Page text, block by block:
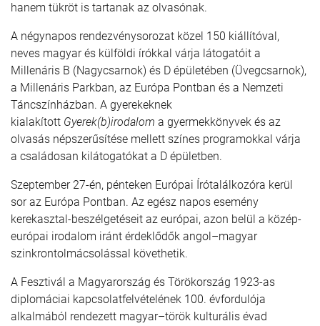
hanem tükröt is tartanak az olvasónak.
A négynapos rendezvénysorozat közel 150 kiállítóval,
neves magyar és külföldi írókkal várja látogatóit a
Millenáris B (Nagycsarnok) és D épületében (Üvegcsarnok),
a Millenáris Parkban, az Európa Pontban és a Nemzeti
Táncszínházban. A gyerekeknek
kialakított Gyerek(b)irodalom a gyermekkönyvek és az
olvasás népszerűsítése mellett színes programokkal várja
a családosan kilátogatókat a D épületben.
Szeptember 27-én, pénteken Európai Írótalálkozóra kerül
sor az Európa Pontban. Az egész napos esemény
kerekasztal-beszélgetéseit az európai, azon belül a közép-
európai irodalom iránt érdeklődők angol–magyar
szinkrontolmácsolással követhetik.
A Fesztivál a Magyarország és Törökország 1923-as
diplomáciai kapcsolatfelvételének 100. évfordulója
alkalmából rendezett magyar–török kulturális évad